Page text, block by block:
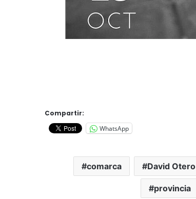
Compartir:
WhatsApp
comarca David Otero
provincia